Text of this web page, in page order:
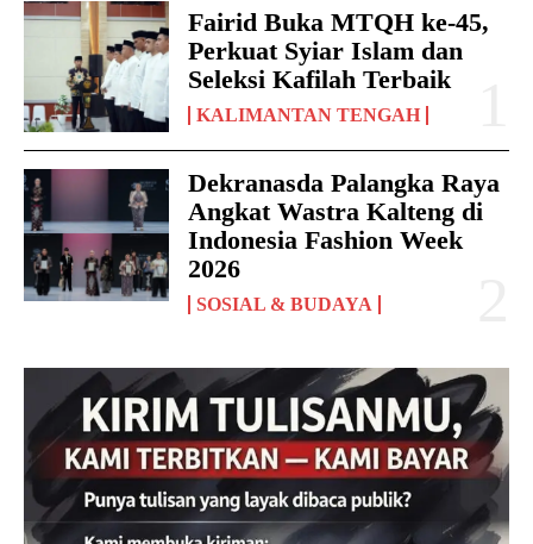
Fairid Buka MTQH ke-45,
Perkuat Syiar Islam dan
Seleksi Kafilah Terbaik
KALIMANTAN TENGAH
Dekranasda Palangka Raya
Angkat Wastra Kalteng di
Indonesia Fashion Week
2026
SOSIAL & BUDAYA